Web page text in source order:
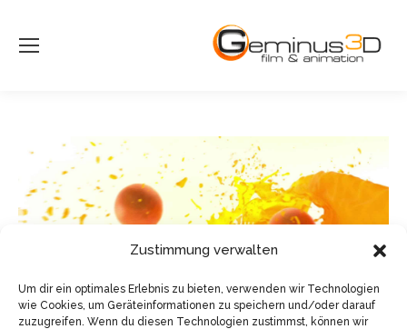
Zustimmung verwalten
Um dir ein optimales Erlebnis zu bieten, verwenden wir Technologien
wie Cookies, um Geräteinformationen zu speichern und/oder darauf
zuzugreifen. Wenn du diesen Technologien zustimmst, können wir